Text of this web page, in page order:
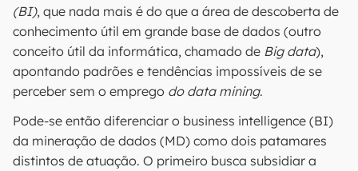
(BI), que nada mais é do que a área de descoberta de
conhecimento útil em grande base de dados (outro
conceito útil da informática, chamado de Big data),
apontando padrões e tendências impossíveis de se
perceber sem o emprego do data mining.
Pode-se então diferenciar o business intelligence (BI)
da mineração de dados (MD) como dois patamares
distintos de atuação. O primeiro busca subsidiar a